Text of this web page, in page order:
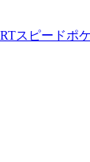
スピードポ